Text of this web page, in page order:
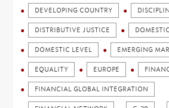
DEVELOPING COUNTRY
DISTRIBUTIVE JUSTICE
DOMESTIC LEVEL EMERGING
EQUALITY EUROPE
FINANCIAL GLOBAL INTEGRATION